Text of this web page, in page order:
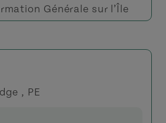
Générale sur l’Île
, PE